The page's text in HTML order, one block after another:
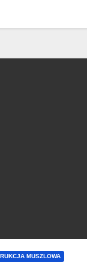
MUSZLOWA